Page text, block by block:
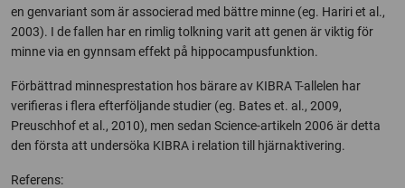
en genvariant som är associerad med bättre minne (eg. Hariri et al.,
2003). I de fallen har en rimlig tolkning varit att genen är viktig för
minne via en gynnsam effekt på hippocampusfunktion.
Förbättrad minnesprestation hos bärare av KIBRA T-allelen har
verifieras i flera efterföljande studier (eg. Bates et. al., 2009,
Preuschhof et al., 2010), men sedan Science-artikeln 2006 är detta
den första att undersöka KIBRA i relation till hjärnaktivering.
Referens: